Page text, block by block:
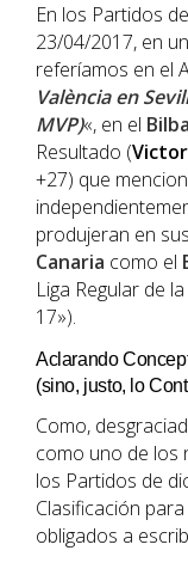
En los Partidos
23/04/2017, en
referíamos en el
València en
MVP)«, en el
Resultado (
+27) que
produjeran en
Canaria como el
Liga Regular de
17»).
Aclarando
(sino, justo, lo
Como,
como uno de los
los Partidos de
Clasificación
obligados a